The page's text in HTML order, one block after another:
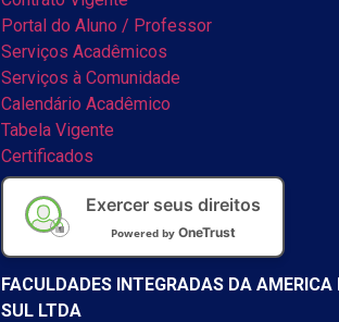
Portal do Aluno / Professor
Serviços Acadêmicos
Serviços à Comunidade
Calendário Acadêmico
Tabela Vigente
Certificados
Exercer seus direitos
Powered by OneTrust
FACULDADES INTEGRADAS DA AMERICA
SUL LTDA